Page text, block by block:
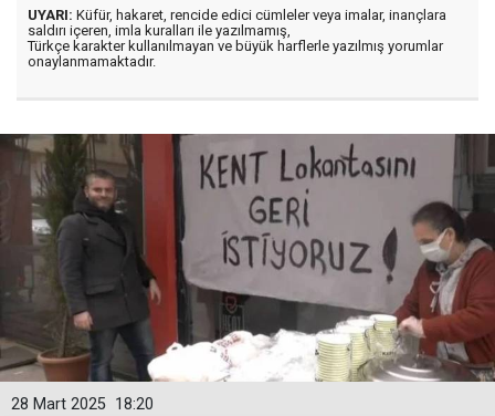
UYARI: Küfür, hakaret, rencide edici cümleler veya imalar, inançlara
saldırı içeren, imla kuralları ile yazılmamış,
Türkçe karakter kullanılmayan ve büyük harflerle yazılmış yorumlar
onaylanmamaktadır.
18:20
28 Mart 2025